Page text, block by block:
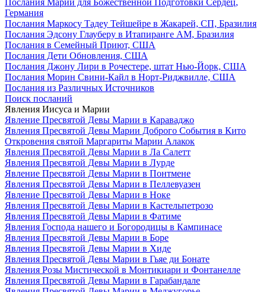
Германия
Послания Маркосу Тадеу Тейшейре в Жакарей, СП, Бразилия
Послания Эдсону Глауберу в Итапиранге AM, Бразилия
Послания в Семейный Приют, США
Послания Дети Обновления, США
Послания Джону Лири в Рочестере, штат Нью-Йорк, США
Послания Морин Свини-Кайл в Норт-Риджвилле, США
Послания из Различных Источников
Поиск посланий
Явления Иисуса и Марии
Явление Пресвятой Девы Марии в Караваджо
Явления Пресвятой Девы Марии Доброго События в Кито
Откровения святой Маргариты Марии Алакок
Явления Пресвятой Девы Марии в Ла Салетт
Явления Пресвятой Девы Марии в Лурде
Явление Пресвятой Девы Марии в Понтмене
Явления Пресвятой Девы Марии в Пеллевуазен
Явление Пресвятой Девы Марии в Ноке
Явления Пресвятой Девы Марии в Кастельпетрозо
Явления Пресвятой Девы Марии в Фатиме
Явления Господа нашего и Богородицы в Кампинасе
Явления Пресвятой Девы Марии в Боре
Явления Пресвятой Девы Марии в Хиде
Явления Пресвятой Девы Марии в Гьяе ди Бонате
Явления Розы Мистической в Монтикиари и Фонтанелле
Явления Пресвятой Девы Марии в Гарабандале